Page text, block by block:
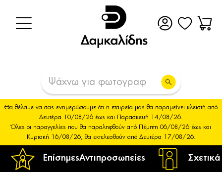
ΕπίσημεςΑντιπροσωπείες
Θα θέλαμε να σας ενημερώσουμε ότι η εταιρεία μας θα παραμείνει κλειστή από
Δευτέρα 10/08/26 έως και Παρασκευή 14/08/26.
Όλες οι παραγγελίες που θα παραληφθούν από Πέμπτη 06/08/26 έως και
Κυριακή 16/08/26, θα εκτελεσθούν από Δευτέρα 17/08/26.